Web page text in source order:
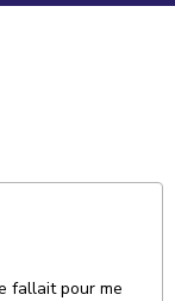
fallait pour me